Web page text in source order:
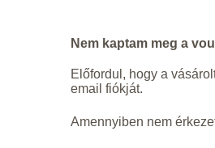
Nem kaptam meg a
Előfordul, hogy a
email fiókját.
Amennyiben nem